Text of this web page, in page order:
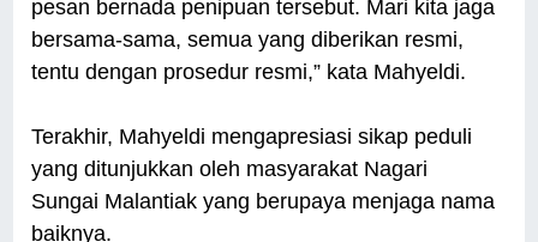
pesan bernada penipuan tersebut. Mari kita jaga
bersama-sama, semua yang diberikan resmi,
tentu dengan prosedur resmi,” kata Mahyeldi.
Terakhir, Mahyeldi mengapresiasi sikap peduli
yang ditunjukkan oleh masyarakat Nagari
Sungai Malantiak yang berupaya menjaga nama
baiknya.